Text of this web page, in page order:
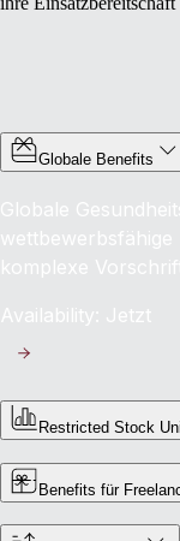
Globale Benefits
Globale
komplexe
Availability: Jetzt
Restricted Stock
Benefits für